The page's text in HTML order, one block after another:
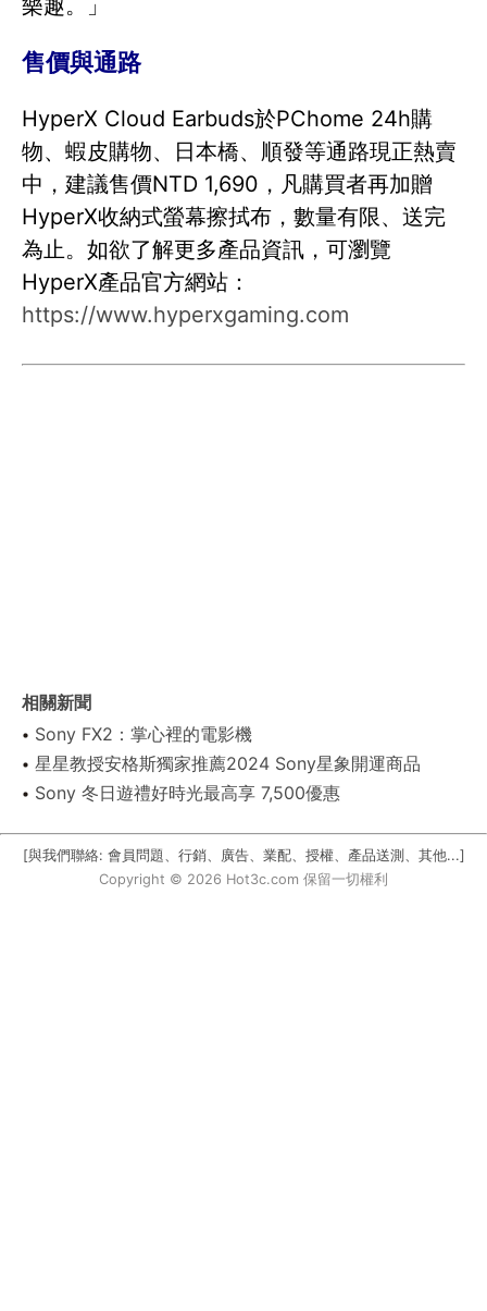
樂趣。」
售價與通路
HyperX Cloud Earbuds於PChome 24h購
物、蝦皮購物、日本橋、順發等通路現正熱賣
中，建議售價NTD 1,690，凡購買者再加贈
HyperX收納式螢幕擦拭布，數量有限、送完
為止。如欲了解更多產品資訊，可瀏覽
HyperX產品官方網站：
https://www.hyperxgaming.com
相關新聞
Sony FX2：掌心裡的電影機
星星教授安格斯獨家推薦2024 Sony星象開運商品
Sony 冬日遊禮好時光最高享 7,500優惠
[與我們聯絡: 會員問題、行銷、廣告、業配、授權、產品送測、其他...]
Copyright © 2026 Hot3c.com 保留一切權利